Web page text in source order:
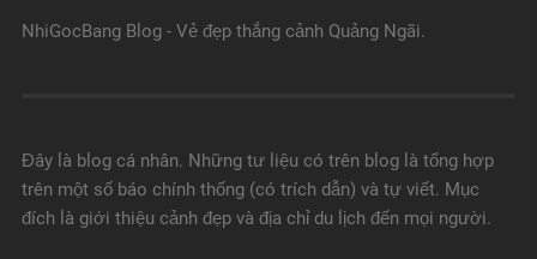
NhiGocBang Blog - Vẻ đẹp thắng cảnh Quảng Ngãi.
Đây là blog cá nhân. Những tư liệu có trên blog là tổng hợp
trên một số báo chính thống (có trích dẫn) và tự viết. Mục
đích là giới thiệu cảnh đẹp và địa chỉ du lịch đến mọi người.